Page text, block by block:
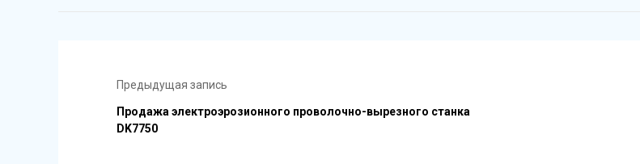
Предыдущая запись
Продажа электроэрозионного проволочно-вырезного станка
DK7750